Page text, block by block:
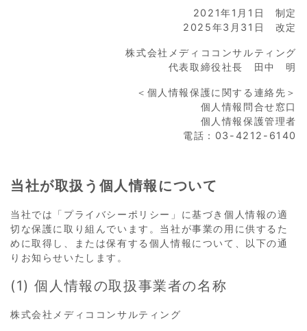
2021年1月1日 制定
2025年3月31日 改定
株式会社メディココンサルティング
代表取締役社長 田中 明
＜個人情報保護に関する連絡先＞
個人情報問合せ窓口
個人情報保護管理者
電話：03-4212-6140
当社が取扱う個人情報について
当社では「プライバシーポリシー」に基づき個人情報の適
切な保護に取り組んでいます。当社が事業の用に供するた
めに取得し、または保有する個人情報について、以下の通
りお知らせいたします。
(1) 個人情報の取扱事業者の名称
株式会社メディココンサルティング